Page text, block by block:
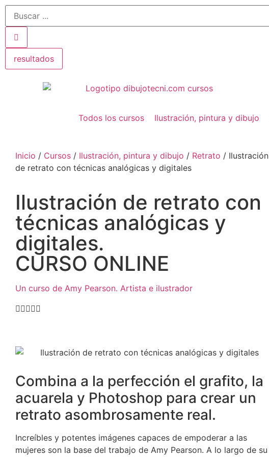
resultados
Todos los cursos Ilustración, pintura y dibujo
Inicio / Cursos / Ilustración, pintura y dibujo / Retrato / Ilustración
de retrato con técnicas analógicas y digitales
Ilustración de retrato con
técnicas analógicas y
digitales.
CURSO ONLINE
Un curso de Amy Pearson. Artista e ilustrador

Combina a la perfección el grafito, la
acuarela y Photoshop para crear un
retrato asombrosamente real.
Increíbles y potentes imágenes capaces de empoderar a las
mujeres son la base del trabajo de Amy Pearson. A lo largo de su